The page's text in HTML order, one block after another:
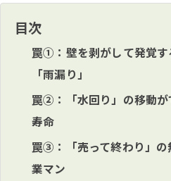
目次
罠①：壁を剥がして発覚す
「雨漏り」
罠②：「水回り」の移動
寿命
罠③：「売って終わり」の
業マン